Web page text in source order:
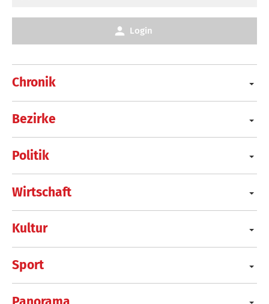
Chronik
Bezirke
Politik
Wirtschaft
Kultur
Sport
Login